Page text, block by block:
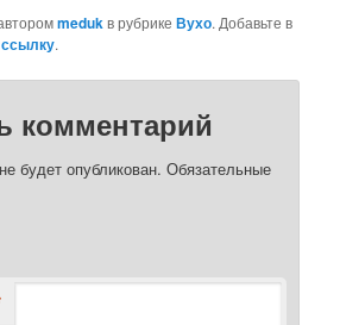
medukв рубрикеВухо. Добавьте в
.
комментарий
будет опубликован. Обязательные